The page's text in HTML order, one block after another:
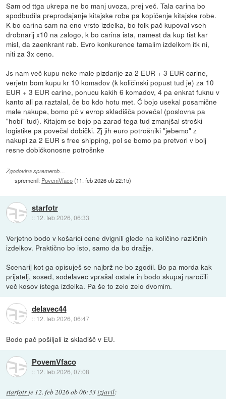
Sam od ttga ukrepa ne bo manj uvoza, prej več. Tala carina bo
spodbudila preprodajanje kitajske robe pa kopičenje kitajske robe.
K bo carina sam na eno vrsto izdelka, bo folk pač kupoval vseh
drobnarij x10 na zalogo, k bo carina ista, namest da kup tist kar
misl, da zaenkrant rab. Evro konkurence tamalim izdelkom itk ni,
niti za 3x ceno.
Js nam več kupu neke male pizdarije za 2 EUR + 3 EUR carine,
verjetn bom kupu kr 10 komadov (k količinski popust tud je) za 10
EUR + 3 EUR carine, ponucu kakih 6 komadov, 4 pa enkrat fuknu v
kanto ali pa raztalal, če bo kdo hotu met. Č bojo usekal posamične
male nakupe, bomo pč v evrop skladišča povečal (poslovna pa
"hobi" tud). Kitajcm se bojo pa zarad tega tud zmanjšal stroški
logistike pa povečal dobički. Zj jih euro potrošniki "jebemo" z
nakupi za 2 EUR s free shipping, pol se bomo pa pretvorl v bolj
resne dobičkonosne potrošnke
Zgodovina sprememb…
spremenil: PovemVfaco(11. feb 2026 ob 22:15)
starfotr
:: 12. feb 2026, 06:33
Verjetno bodo v košarici cene dvignili glede na količino različnih
izdelkov. Praktično bo isto, samo da bo dražje.
Scenarij kot ga opisuješ se najbrž ne bo zgodil. Bo pa morda kak
prijatelj, sosed, sodelavec vprašal ostale in bodo skupaj naročili
več kosov istega izdelka. Pa še to zelo zelo dvomim.
delavec44
:: 12. feb 2026, 06:47
Bodo pač pošiljali iz skladišč v EU.
PovemVfaco
:: 12. feb 2026, 07:08
starfotrje 12. feb 2026 ob 06:33izjavil: